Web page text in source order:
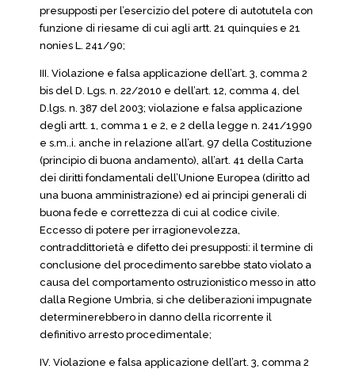
presupposti per l’esercizio del potere di autotutela con
funzione di riesame di cui agli artt. 21 quinquies e 21
nonies L. 241/90;
III. Violazione e falsa applicazione dell’art. 3, comma 2
bis del D. Lgs. n. 22/2010 e dell’art. 12, comma 4, del
D.lgs. n. 387 del 2003; violazione e falsa applicazione
degli artt. 1, comma 1 e 2, e 2 della legge n. 241/1990
e s.m..i. anche in relazione all’art. 97 della Costituzione
(principio di buona andamento), all’art. 41 della Carta
dei diritti fondamentali dell’Unione Europea (diritto ad
una buona amministrazione) ed ai principi generali di
buona fede e correttezza di cui al codice civile.
Eccesso di potere per irragionevolezza,
contraddittorietà e difetto dei presupposti: il termine di
conclusione del procedimento sarebbe stato violato a
causa del comportamento ostruzionistico messo in atto
dalla Regione Umbria, si che deliberazioni impugnate
determinerebbero in danno della ricorrente il
definitivo arresto procedimentale;
IV. Violazione e falsa applicazione dell’art. 3, comma 2